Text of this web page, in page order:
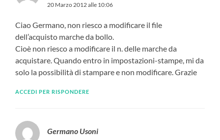
20 Marzo 2012 alle 10:06
Ciao Germano, non riesco a modificare il file
dell’acquisto marche da bollo.
Cioè non riesco a modificare il n. delle marche da
acquistare. Quando entro in impostazioni-stampe, mi da
solo la possibilità di stampare e non modificare. Grazie
ACCEDI PER RISPONDERE
Germano Usoni